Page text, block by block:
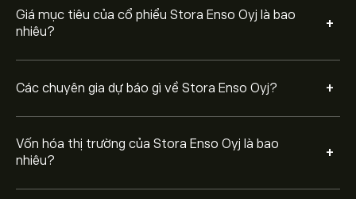
Giá mục tiêu của cổ phiểu Stora Enso Oyj là bao
nhiêu?
+
Các chuyên gia dự báo gì về Stora Enso Oyj? +
Vốn hóa thị trường của Stora Enso Oyj là bao
nhiêu?
+